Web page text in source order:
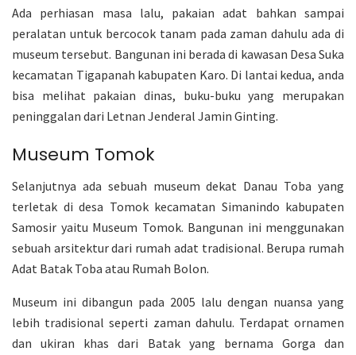
Ada perhiasan masa lalu, pakaian adat bahkan sampai
peralatan untuk bercocok tanam pada zaman dahulu ada di
museum tersebut. Bangunan ini berada di kawasan Desa Suka
kecamatan Tigapanah kabupaten Karo. Di lantai kedua, anda
bisa melihat pakaian dinas, buku-buku yang merupakan
peninggalan dari Letnan Jenderal Jamin Ginting.
Museum Tomok
Selanjutnya ada sebuah museum dekat Danau Toba yang
terletak di desa Tomok kecamatan Simanindo kabupaten
Samosir yaitu Museum Tomok. Bangunan ini menggunakan
sebuah arsitektur dari rumah adat tradisional. Berupa rumah
Adat Batak Toba atau Rumah Bolon.
Museum ini dibangun pada 2005 lalu dengan nuansa yang
lebih tradisional seperti zaman dahulu. Terdapat ornamen
dan ukiran khas dari Batak yang bernama Gorga dan